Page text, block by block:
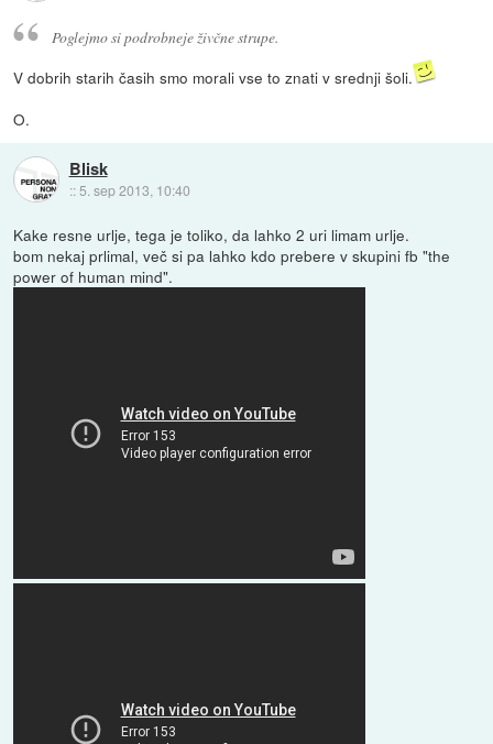
Poglejmo si podrobneje živčne strupe.
V dobrih starih časih smo morali vse to znati v srednji šoli.
O.
Blisk
:: 5. sep 2013, 10:40
Kake resne urlje, tega je toliko, da lahko 2 uri limam urlje.
bom nekaj prlimal, več si pa lahko kdo prebere v skupini fb "the
power of human mind".